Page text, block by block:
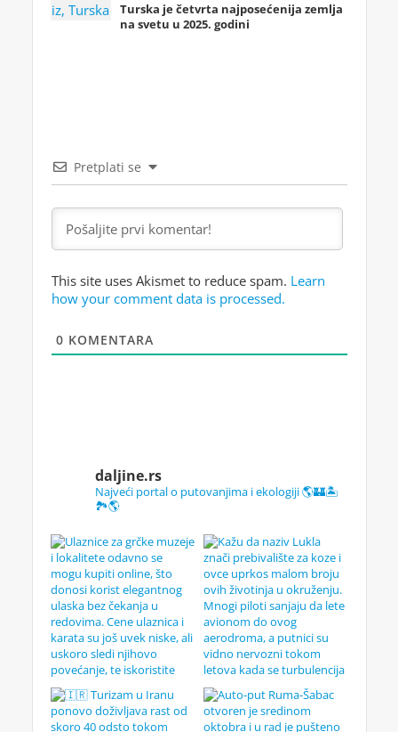
Turska je četvrta najposećenija zemlja
na svetu u 2025. godini
Pretplati se
This site uses Akismet to reduce spam. Learn
how your comment data is processed.
0 KOMENTARA
daljine.rs
Najveći portal o putovanjima i ekologiji 🌎🏰🏝️
🏞️🌎